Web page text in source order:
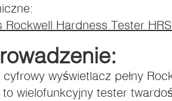
Rockwell Hardness Tester
cyfrowy wyświetlacz pełny
wielofunkcyjny tester